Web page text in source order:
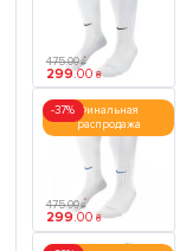
475.00 ₴
299.00 ₴
Финальная
распродажа
-37%
475.00 ₴
299.00 ₴